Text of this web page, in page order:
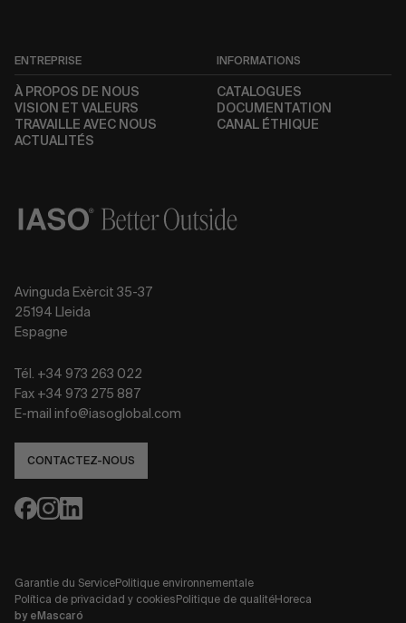
ENTREPRISE
À PROPOS DE NOUS
VISION ET VALEURS
TRAVAILLE AVEC NOUS
ACTUALITÉS
INFORMATIONS
CATALOGUES
DOCUMENTATION
CANAL ÉTHIQUE
Avinguda Exèrcit 35-37
25194 Lleida
Espagne
Tél. +34 973 263 022
Fax +34 973 275 887
E-mail info@iasoglobal.com
CONTACTEZ-NOUS
Garantie du ServicePolitique environnementale
Política de privacidad y cookies Politique de qualitéHoreca
by eMascaró